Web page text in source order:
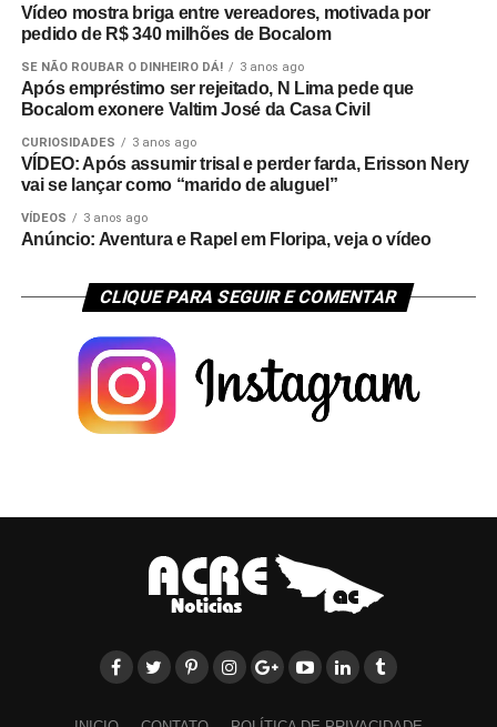
Vídeo mostra briga entre vereadores, motivada por
pedido de R$ 340 milhões de Bocalom
SE NÃO ROUBAR O DINHEIRO DÁ! 3 anos ago
Após empréstimo ser rejeitado, N Lima pede que
Bocalom exonere Valtim José da Casa Civil
CURIOSIDADES 3 anos ago
VÍDEO: Após assumir trisal e perder farda, Erisson Nery
vai se lançar como “marido de aluguel”
VÍDEOS 3 anos ago
Anúncio: Aventura e Rapel em Floripa, veja o vídeo
CLIQUE PARA SEGUIR E COMENTAR